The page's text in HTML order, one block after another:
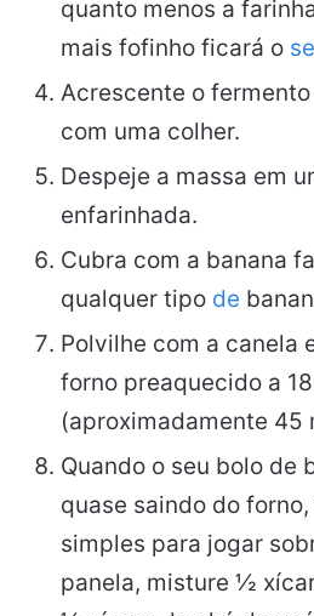
quanto menos a
mais fofinho ficará o
Acrescente o
com uma colher.
Despeje a massa em
enfarinhada.
Cubra com a banana
qualquer tipo de
Polvilhe com a canela
forno preaquecido a
(aproximadamente 45
Quando o seu bolo de
quase saindo do
simples para jogar
panela, misture ½